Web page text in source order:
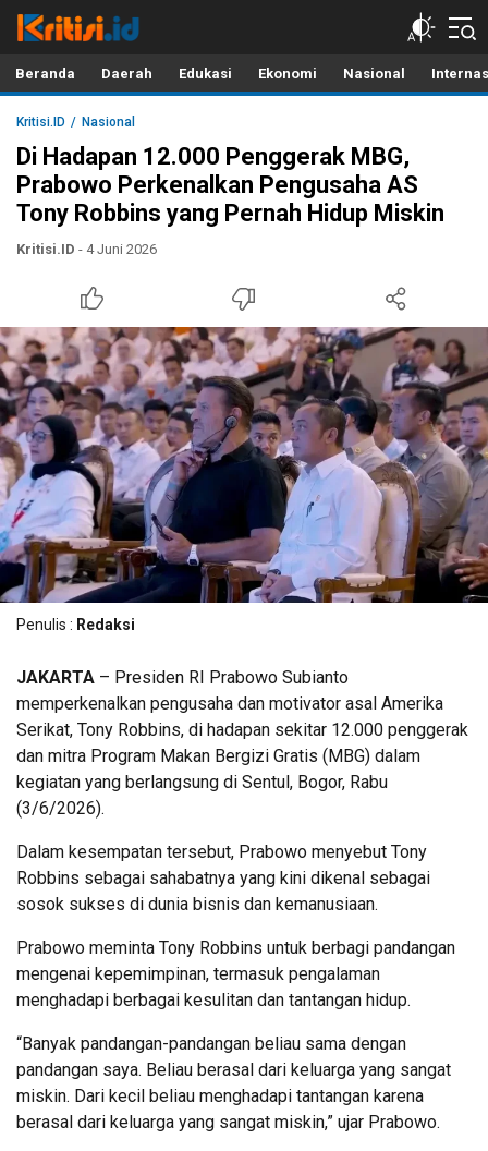
Kritisi.ID
Kritik untuk Negeri!
Beranda Daerah Edukasi Ekonomi Nasional
Kritisi.ID Nasional
Di Hadapan 12.000 Penggerak MBG,
Prabowo Perkenalkan Pengusaha AS
Tony Robbins yang Pernah Hidup Miskin
Kritisi.ID - 4 Juni 2026
Penulis : Redaksi
JAKARTA – Presiden RI Prabowo Subianto
memperkenalkan pengusaha dan motivator asal Amerika
Serikat, Tony Robbins, di hadapan sekitar 12.000 penggerak
dan mitra Program Makan Bergizi Gratis (MBG) dalam
kegiatan yang berlangsung di Sentul, Bogor, Rabu
(3/6/2026).
Dalam kesempatan tersebut, Prabowo menyebut Tony
Robbins sebagai sahabatnya yang kini dikenal sebagai
sosok sukses di dunia bisnis dan kemanusiaan.
Prabowo meminta Tony Robbins untuk berbagi pandangan
mengenai kepemimpinan, termasuk pengalaman
menghadapi berbagai kesulitan dan tantangan hidup.
“Banyak pandangan-pandangan beliau sama dengan
pandangan saya. Beliau berasal dari keluarga yang sangat
miskin. Dari kecil beliau menghadapi tantangan karena
berasal dari keluarga yang sangat miskin,” ujar Prabowo.